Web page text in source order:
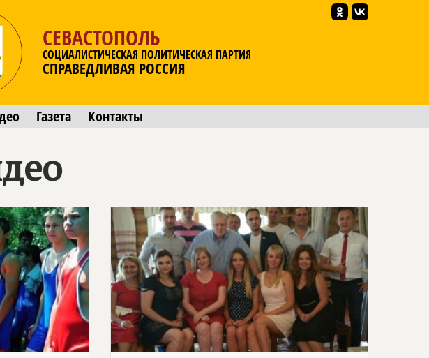
СЕВАСТОПОЛЬ
СОЦИАЛИСТИЧЕСКАЯ ПОЛИТИЧЕСКАЯ ПАРТИЯ
СПРАВЕДЛИВАЯ РОССИЯ
Газета Контакты